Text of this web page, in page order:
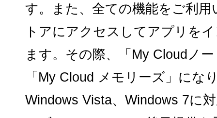
す。また、全ての機能をご利
トアにアクセスしてアプリを
ます。その際、「My Cloudノ
「My Cloud メモリーズ」にな
Windows Vista、Windows 7に